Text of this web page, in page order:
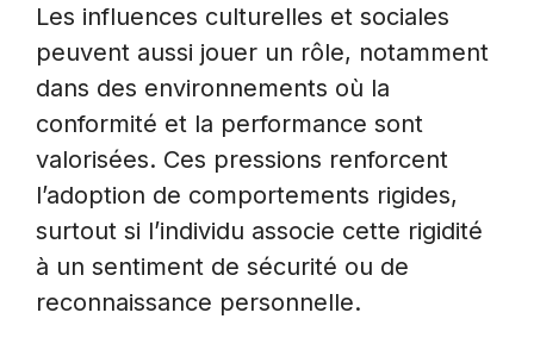
Les influences culturelles et sociales
peuvent aussi jouer un rôle, notamment
dans des environnements où la
conformité et la performance sont
valorisées. Ces pressions renforcent
l’adoption de comportements rigides,
surtout si l’individu associe cette rigidité
à un sentiment de sécurité ou de
reconnaissance personnelle.